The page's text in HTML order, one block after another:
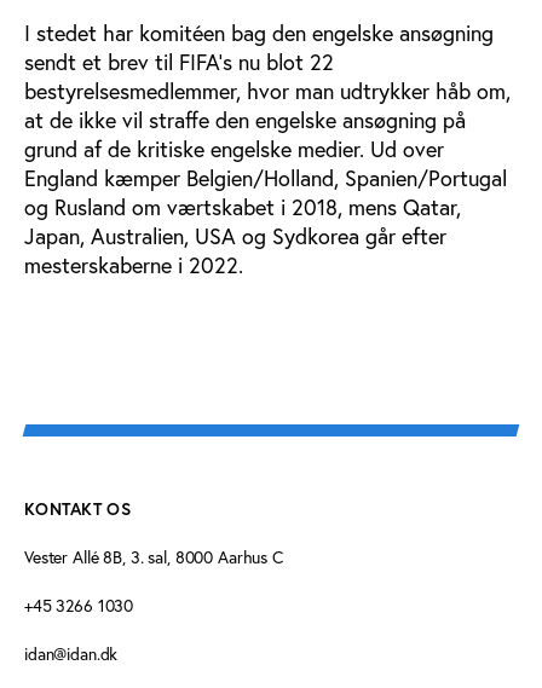
I stedet har komitéen bag den engelske ansøgning
sendt et brev til FIFA’s nu blot 22
bestyrelsesmedlemmer, hvor man udtrykker håb om,
at de ikke vil straffe den engelske ansøgning på
grund af de kritiske engelske medier. Ud over
England kæmper Belgien/Holland, Spanien/Portugal
og Rusland om værtskabet i 2018, mens Qatar,
Japan, Australien, USA og Sydkorea går efter
mesterskaberne i 2022.
KONTAKT OS
Vester Allé 8B, 3. sal, 8000 Aarhus C
+45 3266 1030
idan@idan.dk